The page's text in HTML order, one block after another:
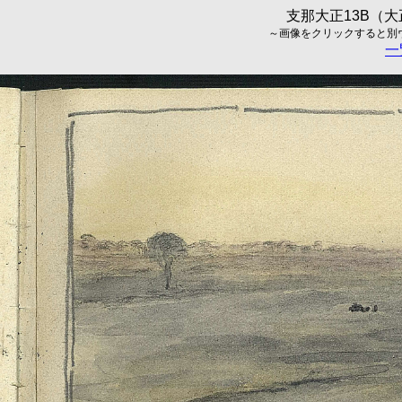
支那大正13B（
～画像をクリックすると
一